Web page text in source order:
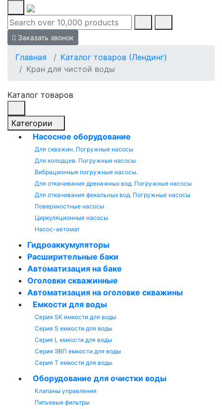
Заказать звонок
Главная
Каталог товаров (Лендинг)
Кран для чистой воды
Каталог товаров
Категории
Насосное оборудование
Для скважин. Погружные насосы
Для колодцев. Погружные насосы
Вибрационные погружные насосы.
Для откачивания дренажных вод. Погружные насосы
Для откачивания фекальных вод. Погружные насосы
Поверхностные насосы
Циркуляционные насосы
Насос-автомат
Гидроаккумуляторы
Расширительные баки
Автоматизация на баке
Оголовки скважинные
Автоматизация на оголовке скважины
Емкости для воды
Серия SK емкости для воды
Серия S емкости для воды
Серия L емкости для воды
Серия ЭВП емкости для воды
Серия T емкости для воды
Оборудование для очистки воды
Клапаны управления
Питьевые фильтры